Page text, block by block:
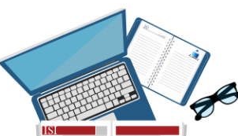
capital market line
فارسی خط بازار سرمایه